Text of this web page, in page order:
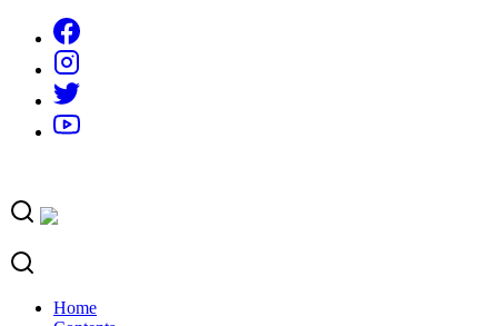
content
Home